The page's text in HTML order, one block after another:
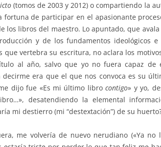
(tomos de 2003 y 2012) o compartiendo la
fortuna de participar en el apasionante
los libros del maestro. Lo apuntado, que
y de los fundamentos ideológicos
que vertebra su escritura, no aclara los
al año, salvo que yo no fuera capaz de
decirme era que el que nos convoca es su
dijo fue «Es mi último librocontigo» y yo,
desatendiendo la elemental
mi destierro (mi “destextación”) de su
me volvería de nuevo nerudiano («Ya